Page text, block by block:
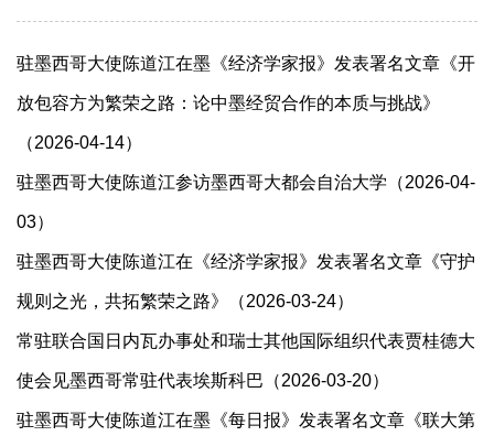
驻墨西哥大使陈道江在墨《经济学家报》发表署名文章《开
放包容方为繁荣之路：论中墨经贸合作的本质与挑战》
（2026-04-14）
驻墨西哥大使陈道江参访墨西哥大都会自治大学（2026-04-
03）
驻墨西哥大使陈道江在《经济学家报》发表署名文章《守护
规则之光，共拓繁荣之路》（2026-03-24）
常驻联合国日内瓦办事处和瑞士其他国际组织代表贾桂德大
使会见墨西哥常驻代表埃斯科巴（2026-03-20）
驻墨西哥大使陈道江在墨《每日报》发表署名文章《联大第